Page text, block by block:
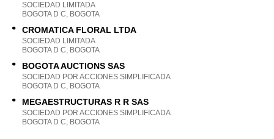
SOCIEDAD LIMITADA
BOGOTA D C, BOGOTA
CROMATICA FLORAL LTDA
SOCIEDAD LIMITADA
BOGOTA D C, BOGOTA
BOGOTA AUCTIONS SAS
SOCIEDAD POR ACCIONES SIMPLIFICADA
BOGOTA D C, BOGOTA
MEGAESTRUCTURAS R R SAS
SOCIEDAD POR ACCIONES SIMPLIFICADA
BOGOTA D C, BOGOTA